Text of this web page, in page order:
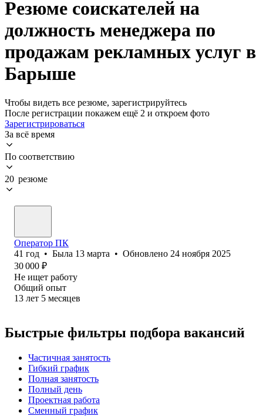
Резюме соискателей на
должность менеджера по
продажам рекламных услуг в
Барыше
Чтобы видеть все резюме, зарегистрируйтесь
После регистрации покажем ещё 2 и откроем фото
Зарегистрироваться
За всё время
По соответствию
20 резюме
Оператор ПК
41 год • Была 13 марта • Обновлено 24 ноября 2025
30 000 ₽
Не ищет работу
Общий опыт
13 лет 5 месяцев
Быстрые фильтры подбора вакансий
Частичная занятость
Гибкий график
Полная занятость
Полный день
Проектная работа
Сменный график